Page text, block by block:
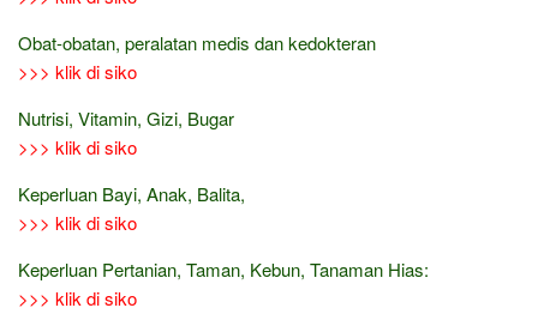
Obat-obatan, peralatan medis dan kedokteran
>>> klik di siko
Nutrisi, Vitamin, Gizi, Bugar
>>> klik di siko
Keperluan Bayi, Anak, Balita,
>>> klik di siko
Keperluan Pertanian, Taman, Kebun, Tanaman Hias:
>>> klik di siko